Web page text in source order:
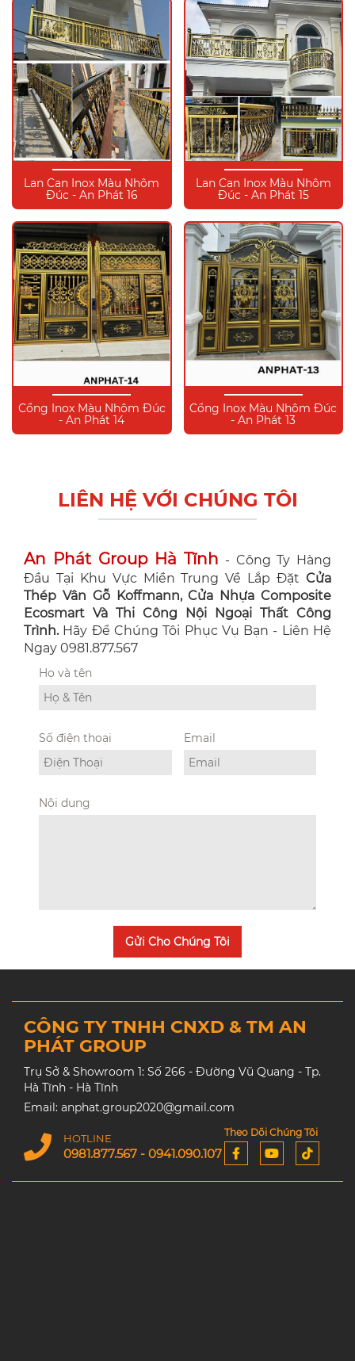
Lan Can Inox Màu Nhôm
Đúc - An Phát 16
Lan Can Inox Màu Nhôm
Đúc - An Phát 15
Cổng Inox Màu Nhôm Đúc
- An Phát 14
Cổng Inox Màu Nhôm Đúc
- An Phát 13
LIÊN HỆ VỚI CHÚNG TÔI
An Phát Group Hà Tĩnh - Công Ty Hàng
Đầu Tại Khu Vực Miền Trung Về Lắp Đặt Cửa
Thép Vân Gỗ Koffmann, Cửa Nhựa Composite
Ecosmart Và Thi Công Nội Ngoại Thất Công
Trình. Hãy Để Chúng Tôi Phục Vụ Bạn - Liên Hệ
Ngay 0981.877.567
Họ và tên
Số điện thoại Email
Nội dung
Gửi Cho Chúng Tôi
CÔNG TY TNHH CNXD & TM AN
PHÁT GROUP
Trụ Sở & Showroom 1: Số 266 - Đường Vũ Quang - Tp.
Hà Tĩnh - Hà Tĩnh
Email: anphat.group2020@gmail.com
HOTLINE
0981.877.567 - 0941.090.107
Theo Dõi Chúng Tôi